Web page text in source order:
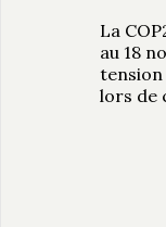
La
au 18
lors de